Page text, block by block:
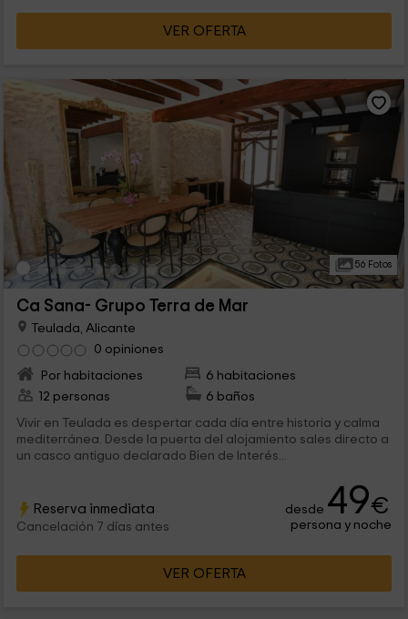
VER OFERTA
56 Fotos
Ca Sana- Grupo Terra de Mar
Teulada, Alicante
0 opiniones
Por habitaciones
6 habitaciones
12 personas
6 baños
Vivir en Teulada es despertar cada día entre historia y calma
mediterránea. Desde la puerta del alojamiento sales directo a
un casco antiguo declarado Bien de Interés...
Reserva inmediata
Cancelación 7 días antes
desde 49€
persona y noche
VER OFERTA